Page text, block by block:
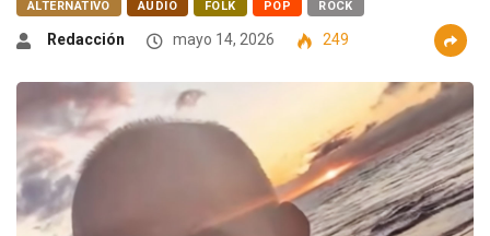
ALTERNATIVO AUDIO FOLK POP ROCK
Redacción mayo 14, 2026 249